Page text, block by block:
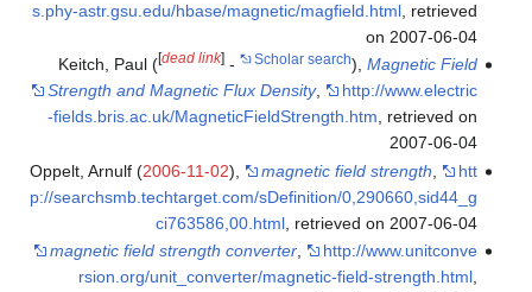
s.phy-astr.gsu.edu/hbase/magnetic/magfield.html, retrieved
on 2007-06-04
Keitch, Paul ([dead link]- Scholar search), Magnetic Field
Strength and Magnetic Flux Density,
http://www.electric
-fields.bris.ac.uk/MagneticFieldStrength.htm, retrieved on
2007-06-04
Oppelt, Arnulf (2006-11-02), magnetic field strength
htt
p://searchsmb.techtarget.com/sDefinition/0,290660,sid44_g
ci763586,00.html, retrieved on 2007-06-04
magnetic field strength converter,
http://www.unitconve
rsion.org/unit_converter/magnetic-field-strength.html,